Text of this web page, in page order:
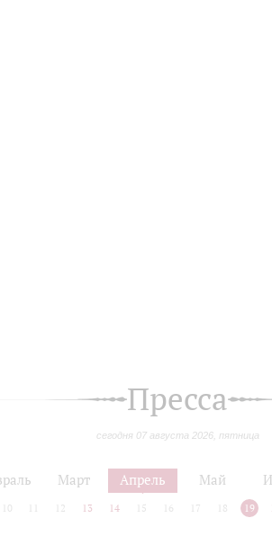
Пресса
сегодня 07 августа 2026, пятница
Март Апрель Май
10 12 13 14 15 16 17 18 19